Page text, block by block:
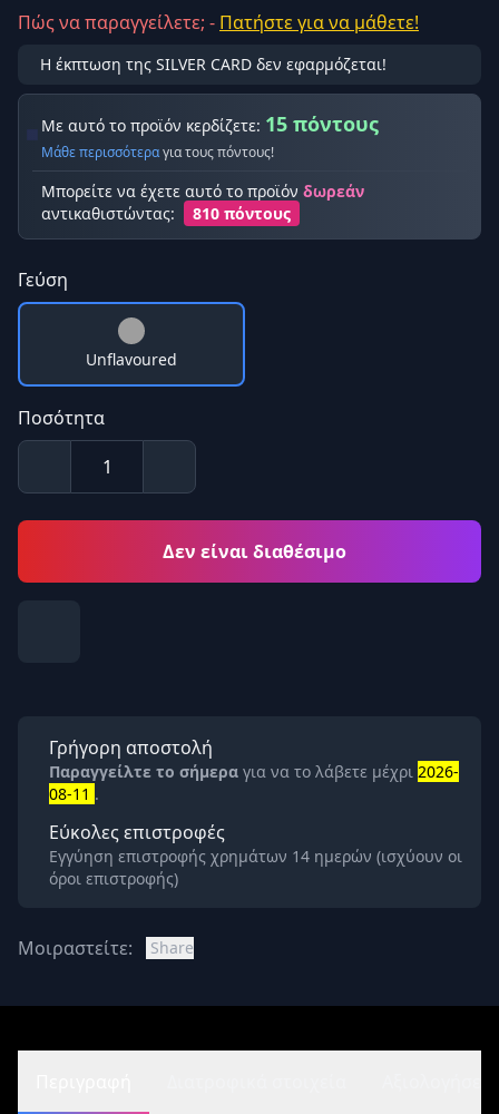
Πώς να παραγγείλετε; - Πατήστε για να μάθετε!
Η έκπτωση της SILVER CARD δεν εφαρμόζεται!
Με αυτό το προϊόν κερδίζετε: 15 πόντους
Μάθε περισσότεραγια τους πόντους!
Μπορείτε να έχετε αυτό το προϊόν δωρεάν
αντικαθιστώντας:
810 πόντους
Γεύση
Unflavoured
Ποσότητα
Δεν είναι διαθέσιμο
Γρήγορη αποστολή
Παραγγείλτε το σήμερα για να το λάβετε μέχρι 2026-
08-11 .
Εύκολες επιστροφές
Εγγύηση επιστροφής χρημάτων 14 ημερών (ισχύουν οι
όροι επιστροφής)
Μοιραστείτε: Share